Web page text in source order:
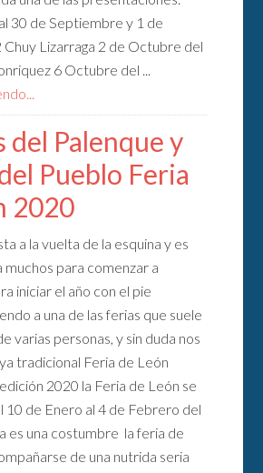
30 de Septiembre y 1 de
Lizarraga 2 de Octubre del
6 Octubre del ...
del Palenque y
Pueblo Feria
2020
a la vuelta de la esquina y es
muchos para comenzar a
iniciar el año con el pie
a una de las ferias que suele
varias personas, y sin duda nos
tradicional Feria de León
2020 la Feria de León se
10 de Enero al 4 de Febrero del
es una costumbre la feria de
de una nutrida seria